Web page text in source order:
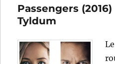
l’article
Passengers
Tyldum